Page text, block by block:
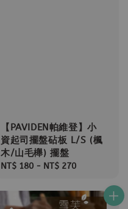
【PAVIDEN帕維登】小
資起司擺盤砧板 L/S (楓
木/山毛櫸) 擺盤
Regular
NT$ 180 - NT$ 270